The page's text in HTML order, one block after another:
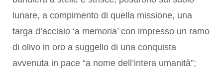
lunare, a compimento di quella missione, una
targa d’acciaio ‘a memoria’ con impresso un ramo
di olivo in oro a suggello di una conquista
avvenuta in pace “a nome dell’intera umanità”;